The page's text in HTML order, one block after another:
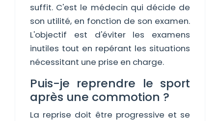
suffit. C'est le médecin qui décide de
son utilité, en fonction de son examen.
L'objectif est d'éviter les examens
inutiles tout en repérant les situations
nécessitant une prise en charge.
Puis-je reprendre le sport
après une commotion ?
La reprise doit être progressive et se